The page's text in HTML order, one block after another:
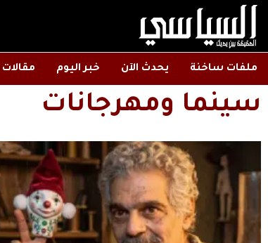
ملفات ساخنة يحدث الآن خبر اليوم مقالات
سينما ومهرجانات